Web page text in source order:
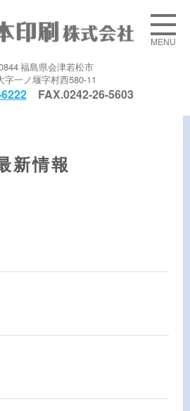
福島県会津若松市
字一ノ堰字村西580-11
FAX.0242-26-5603
MENU
新情報